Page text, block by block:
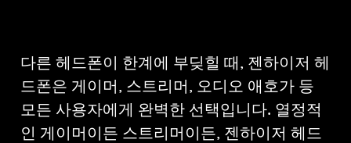
기술
사운드 스페이스
다른 헤드폰이 한계에 부딪힐 때, 젠하이저 헤
드폰은 게이머, 스트리머, 오디오 애호가 등
모든 사용자에게 완벽한 선택입니다. 열정적
인 게이머이든 스트리머이든, 젠하이저 헤드